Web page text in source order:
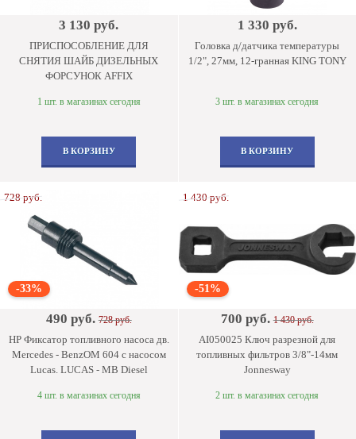
3 130 руб.
ПРИСПОСОБЛЕНИЕ ДЛЯ
СНЯТИЯ ШАЙБ ДИЗЕЛЬНЫХ
ФОРСУНОК AFFIX
1 шт. в магазинах сегодня
В КОРЗИНУ
1 330 руб.
Головка д/датчика температуры
1/2", 27мм, 12-гранная KING TONY
3 шт. в магазинах сегодня
В КОРЗИНУ
728 руб.
-33%
490 руб.728 руб.
HP Фиксатор топливного насоса дв.
Mercedes - BenzOM 604 с насосом
Lucas. LUCAS - MB Diesel
4 шт. в магазинах сегодня
1 430 руб.
-51%
700 руб.1 430 руб.
AI050025 Ключ разрезной для
топливных фильтров 3/8"-14мм
Jonnesway
2 шт. в магазинах сегодня